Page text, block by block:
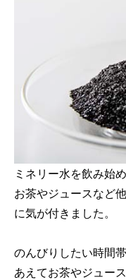
ミネリー水を飲み始
お茶やジュースなど
に気が付きました。
のんびりしたい時間
あえてお茶やジュー